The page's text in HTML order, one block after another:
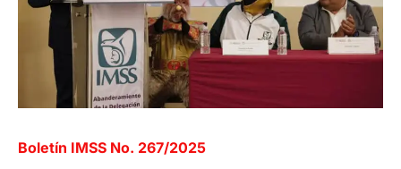
Boletín IMSS No. 267/2025